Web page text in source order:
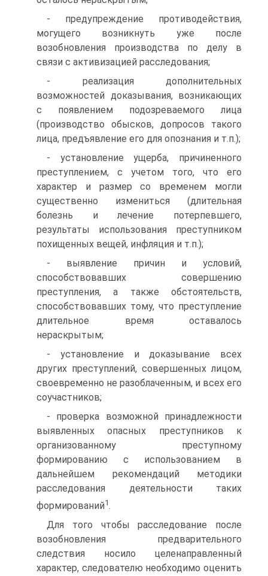
- предупреждение противодействия,
могущего возникнуть уже после
возобновления производства по делу в
связи с активизацией расследования;
- реализация дополнительных
возможностей доказывания, возникающих
с появлением подозреваемого лица
(производство обысков, допросов такого
лица, предъявление его для опознания и т.п.);
- установление ущерба, причиненного
преступлением, с учетом того, что его
характер и размер со временем могли
существенно измениться (длительная
болезнь и лечение потерпевшего,
результаты использования преступником
похищенных вещей, инфляция и т.п.);
- выявление причин и условий,
способствовавших совершению
преступления, а также обстоятельств,
способствовавших тому, что преступление
длительное время оставалось
нераскрытым;
- установление и доказывание всех
других преступлений, совершенных лицом,
своевременно не разоблаченным, и всех его
соучастников;
- проверка возможной принадлежности
выявленных опасных преступников к
организованному преступному
формированию с использованием в
дальнейшем рекомендаций методики
расследования деятельности таких
формирований1.
Для того чтобы расследование после
возобновления предварительного
следствия носило целенаправленный
характер, следователю необходимо оценить